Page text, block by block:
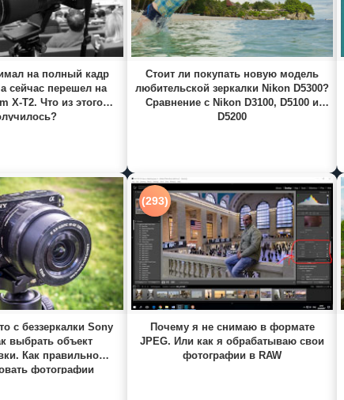
на полный кадр
сейчас перешел на
X-T2. Что из этого
Стоит ли покупать новую модель
любительской зеркалки Nikon D5300?
Сравнение с Nikon D3100, D5100 и
D5200
с беззеркалки Sony
выбрать объект
Как правильно
фотографии
(293)
Почему я не снимаю в формате
JPEG. Или как я обрабатываю свои
фотографии в RAW